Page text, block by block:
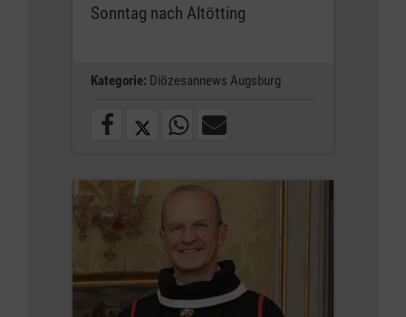
Sonntag nach Altötting
Kategorie: Diözesannews Augsburg